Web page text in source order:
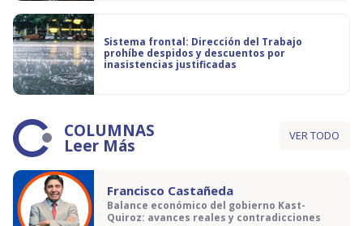
Sistema frontal: Dirección del Trabajo
prohíbe despidos y descuentos por
inasistencias justificadas
COLUMNAS
Leer Más VER TODO
Francisco Castañeda
Balance económico del gobierno Kast-
Quiroz: avances reales y contradicciones